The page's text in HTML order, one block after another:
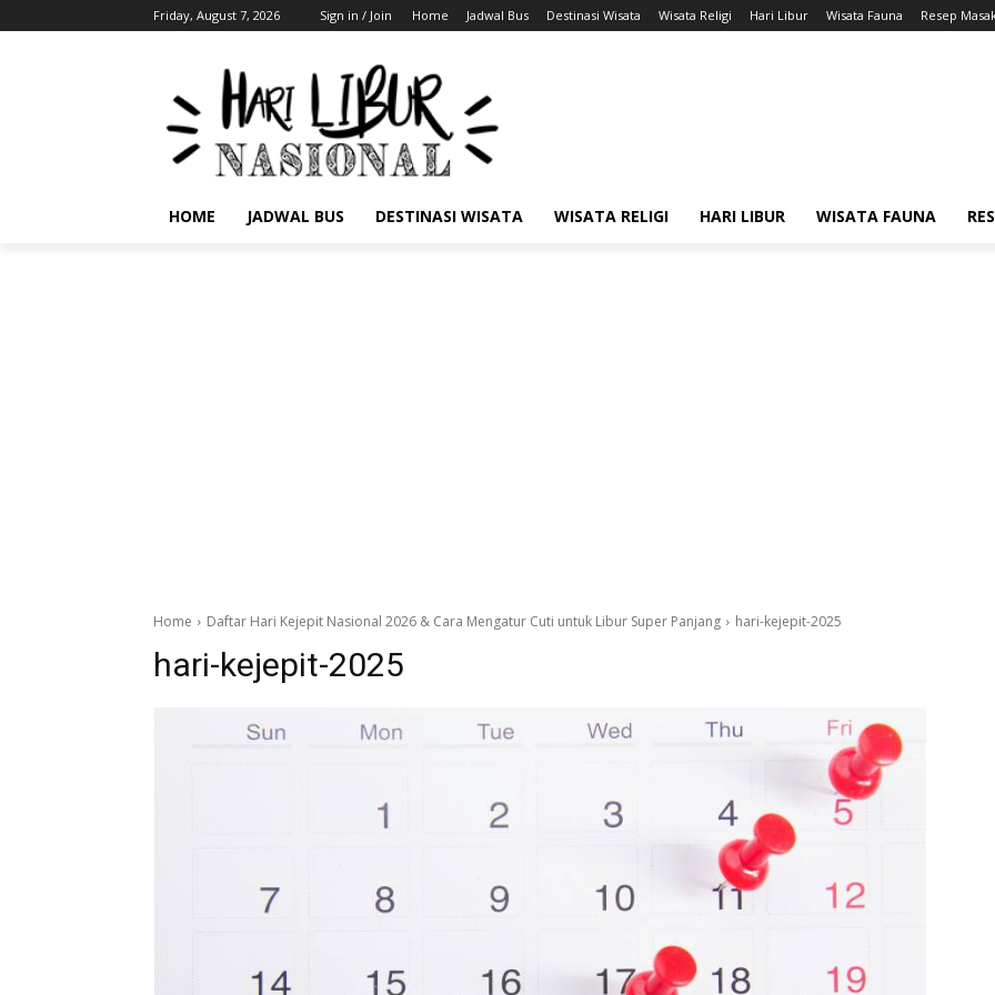
Friday, August 7, 2026 Sign in / Join Home Jadwal Bus Destinasi Wisata Wisata Religi Hari Libur Wisata Fauna Resep
HOME JADWAL BUS DESTINASI WISATA WISATA RELIGI HARI LIBUR WISATA FAUNA
Home Daftar Hari Kejepit Nasional 2026 & Cara Mengatur Cuti untuk Libur Super Panjang hari-kejepit-2025
hari-kejepit-2025